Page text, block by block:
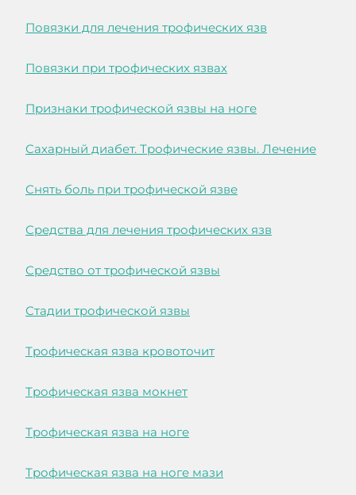
Повязки для лечения трофических язв
Повязки при трофических язвах
Признаки трофической язвы на ноге
Сахарный диабет. Трофические язвы. Лечение
Снять боль при трофической язве
Средства для лечения трофических язв
Средство от трофической язвы
Стадии трофической язвы
Трофическая язва кровоточит
Трофическая язва мокнет
Трофическая язва на ноге
Трофическая язва на ноге мази